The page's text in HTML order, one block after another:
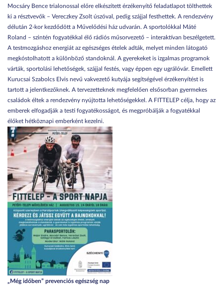
Mocsáry Bence trialonossal előre elkészített érzékenyítő feladatlapot tölthettek
ki a résztvevők – Vereczkey Zsolt úszóval, pedig szájjal festhettek. A rendezvény
délután 2-kor kezdődött a Művelődési ház udvarán. A sportolókkal Máté
Roland – szintén fogyatékkal élő rádiós műsorvezető – interaktívan beszélgetett.
A testmozgáshoz energiát az egészséges ételek adták, melyet minden látogató
megkóstolhatott a különböző standoknál. A gyerekeket is izgalmas programok
várták, sportolási lehetőségek, szájjal festés, vagy éppen egy ugrálóvár. Emellett
Kurucsai Szabolcs Elvis nevű vakvezető kutyája segítségével érzékenyítést is
tartott a jelentkezőknek. A tervezetteknek megfelelően elsősorban gyermekes
családok éltek a rendezvény nyújtotta lehetőségekkel. A FITTELEP célja, hogy az
emberek elfogadják a testi fogyatékosságot, és megpróbálják a fogyatékkal
élőket hétköznapi emberként kezelni.
„Még időben” prevenciós egészség nap